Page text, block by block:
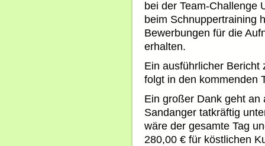
bei der Team-Challenge
beim Schnuppertraining
Bewerbungen für die
erhalten.
Ein ausführlicher Bericht
folgt in den kommenden
Ein großer Dank geht an
Sandanger tatkräftig
wäre der gesamte Tag
280,00 € für köstlichen